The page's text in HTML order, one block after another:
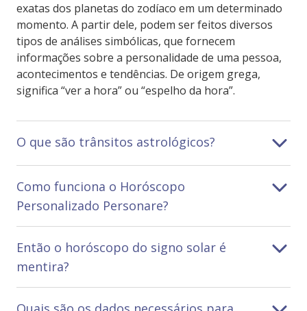
exatas dos planetas do zodíaco em um determinado
momento. A partir dele, podem ser feitos diversos
tipos de análises simbólicas, que fornecem
informações sobre a personalidade de uma pessoa,
acontecimentos e tendências. De origem grega,
significa “ver a hora” ou “espelho da hora”.
O que são trânsitos astrológicos?
Como funciona o Horóscopo
Personalizado Personare?
Então o horóscopo do signo solar é
mentira?